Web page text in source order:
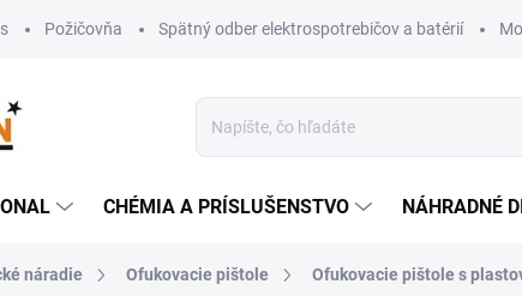
Požičovňa Spätný odber elektrospotrebičov a batérií
CHÉMIA A PRÍSLUŠENSTVO NÁHRADNÉ
náradie Ofukovacie pištole Ofukovacie pištole s